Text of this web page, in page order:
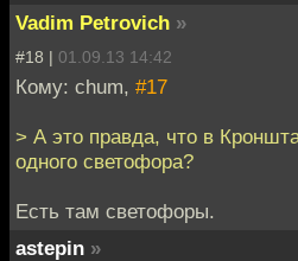
Vadim Petrovich »
#18 | 01.09.13 14:42
Кому: chum, #17
> А это правда, что в
одного светофора?
Есть там светофоры.
astepin »